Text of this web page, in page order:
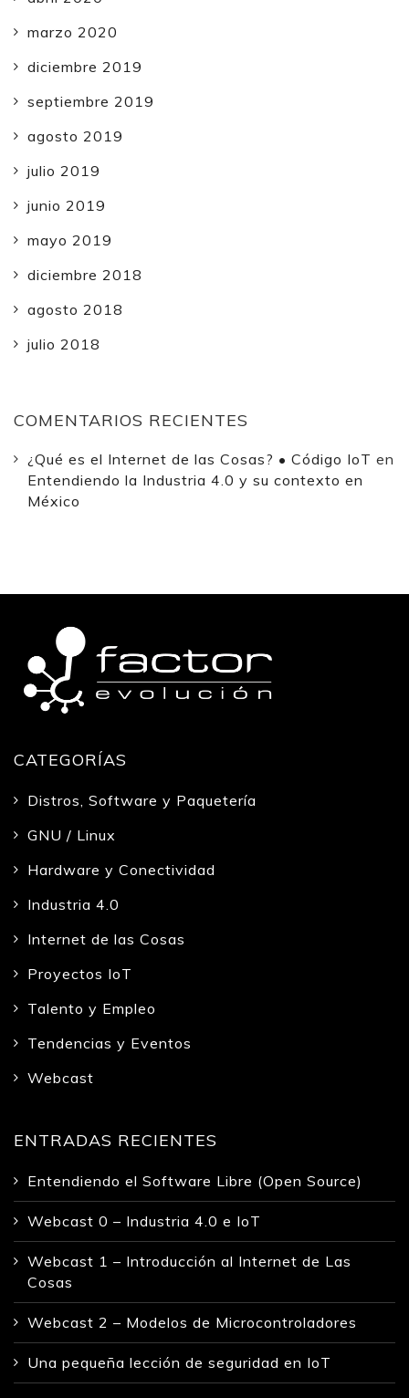
marzo 2020
diciembre 2019
septiembre 2019
agosto 2019
julio 2019
junio 2019
mayo 2019
diciembre 2018
agosto 2018
julio 2018
COMENTARIOS RECIENTES
¿Qué es el Internet de las Cosas? • Código IoT en
Entendiendo la Industria 4.0 y su contexto en
México
CATEGORÍAS
Distros, Software y Paquetería
GNU / Linux
Hardware y Conectividad
Industria 4.0
Internet de las Cosas
Proyectos IoT
Talento y Empleo
Tendencias y Eventos
Webcast
ENTRADAS RECIENTES
Entendiendo el Software Libre (Open Source)
Webcast 0 – Industria 4.0 e IoT
Webcast 1 – Introducción al Internet de Las
Cosas
Webcast 2 – Modelos de Microcontroladores
Una pequeña lección de seguridad en IoT